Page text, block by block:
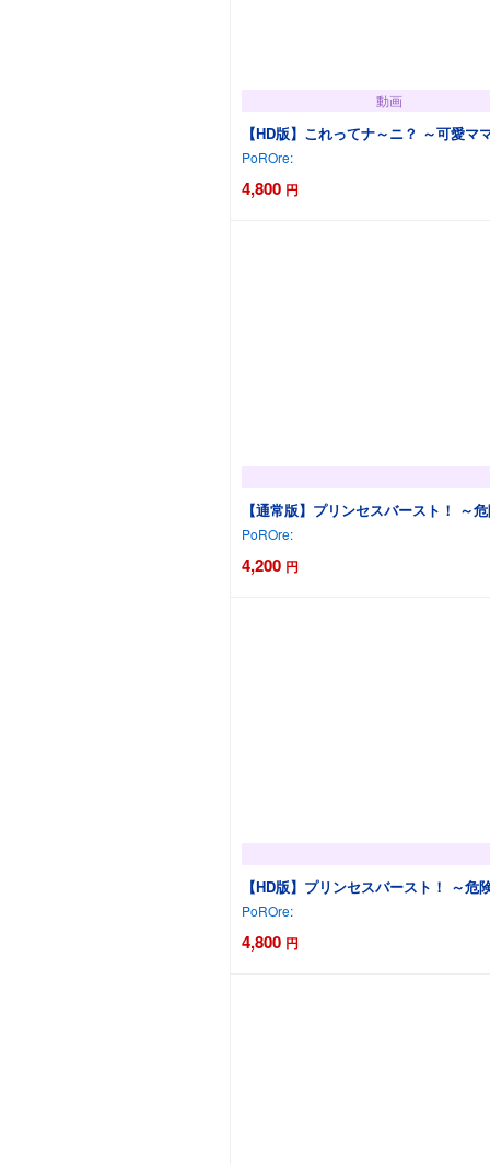
動画
【HD版】これってナ～ニ？ ～可愛マ
PoROre:
4,800 円
【通常版】プリンセスバースト！ ～
PoROre:
4,200 円
【HD版】プリンセスバースト！ ～
PoROre:
4,800 円